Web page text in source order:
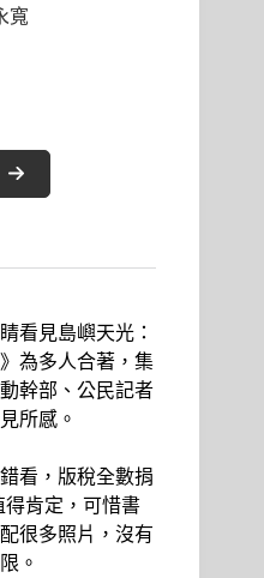
寬
看見島嶼天光：
為多人合著，集
幹部、公民記者
所感。
看，版稅全數捐
肯定，可惜書
很多照片，沒有
。